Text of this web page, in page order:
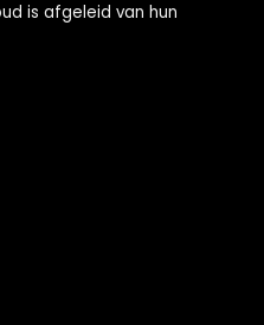
is afgeleid van hun